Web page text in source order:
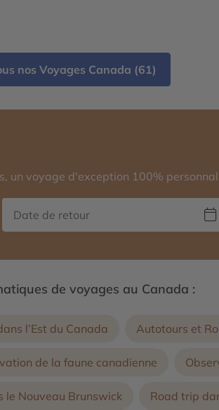
nos Voyages Canada (61)
un voyage d'exception 100%
de voyages au Canada :
l’Est du Canada Autotours et
de la faune canadienne
le Nouveau Brunswick Road trip